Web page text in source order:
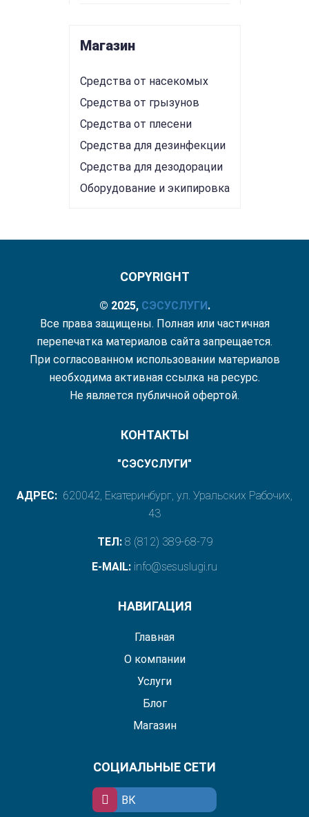
Магазин
Средства от насекомых
Средства от грызунов
Средства от плесени
Средства для дезинфекции
Средства для дезодорации
Оборудование и экипировка
COPYRIGHT
© 2025, СЭСУСЛУГИ.
Все права защищены. Полная или частичная
перепечатка материалов сайта запрещается.
При согласованном использовании материалов
необходима активная ссылка на ресурс.
Не является публичной офертой.
КОНТАКТЫ
"СЭСУСЛУГИ"
АДРЕС: 620042, Екатеринбург, ул. Уральских Рабочих,
43
ТЕЛ: 8 (812) 389-68-79
E-MAIL: info@sesuslugi.ru
НАВИГАЦИЯ
Главная
О компании
Услуги
Блог
Магазин
СОЦИАЛЬНЫЕ СЕТИ
ВК